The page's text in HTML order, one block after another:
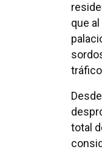
que
total